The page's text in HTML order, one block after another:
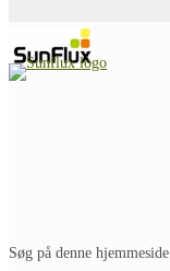
Søg på denne hjemmeside